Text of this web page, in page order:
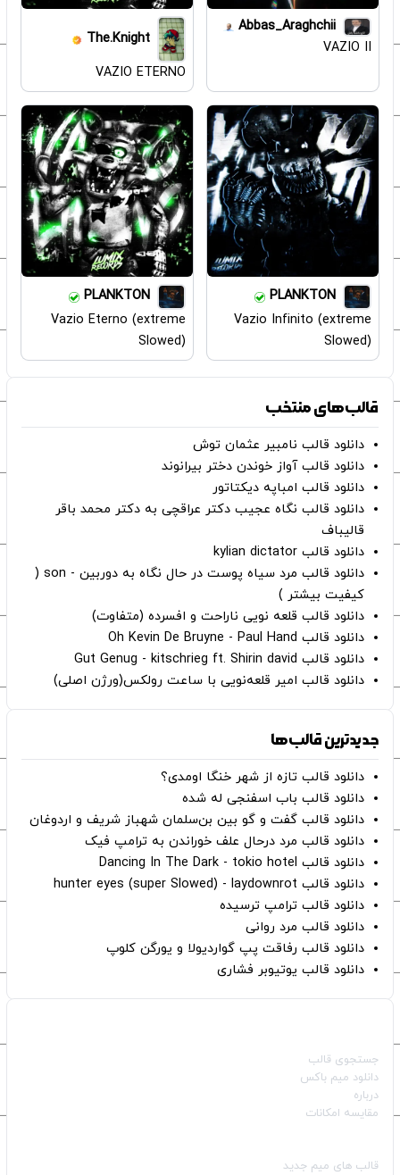
Abbas_Araghchii
VAZIO II
The.Knight
VAZIO ETERNO
PLANKTON
Vazio Infinito (extreme
Slowed)
PLANKTON
Vazio Eterno (extreme
Slowed)
قالب‌های منتخب
دانلود قالب نامبیر عثمان ‌توش
دانلود قالب آواز خوندن دختر بیرانوند
دانلود قالب امباپه دیکتاتور
دانلود قالب نگاه عجیب دکتر عراقچی به دکتر محمد باقر
قالیباف
دانلود قالب kylian dictator
دانلود قالب مرد سیاه پوست در حال نگاه به دوربین - son (
کیفیت بیشتر )
دانلود قالب قلعه نویی ناراحت و افسرده (متفاوت)
دانلود قالب Oh Kevin De Bruyne - Paul Hand
دانلود قالب Gut Genug - kitschrieg ft. Shirin david
دانلود قالب امیر قلعه‌نویی با ساعت رولکس(ورژن اصلی)
جدیدترین قالب‌ها
دانلود قالب تازه از شهر خنگا اومدی؟
دانلود قالب باب اسفنجی له شده
دانلود قالب گفت و گو بین بن‌سلمان شهباز شریف و اردوغان
دانلود قالب مرد درحال علف خوراندن به ترامپ فیک
دانلود قالب Dancing In The Dark - tokio hotel
دانلود قالب hunter eyes (super Slowed) - laydownrot
دانلود قالب ترامپ ترسیده
دانلود قالب مرد روانی
دانلود قالب رفاقت پپ گواردیولا و یورگن کلوپ
دانلود قالب یوتیوبر فشاری
جستجوی قالب
دانلود میم باکس
درباره
مقایسه امکانات
قالب‌ های میم جدید